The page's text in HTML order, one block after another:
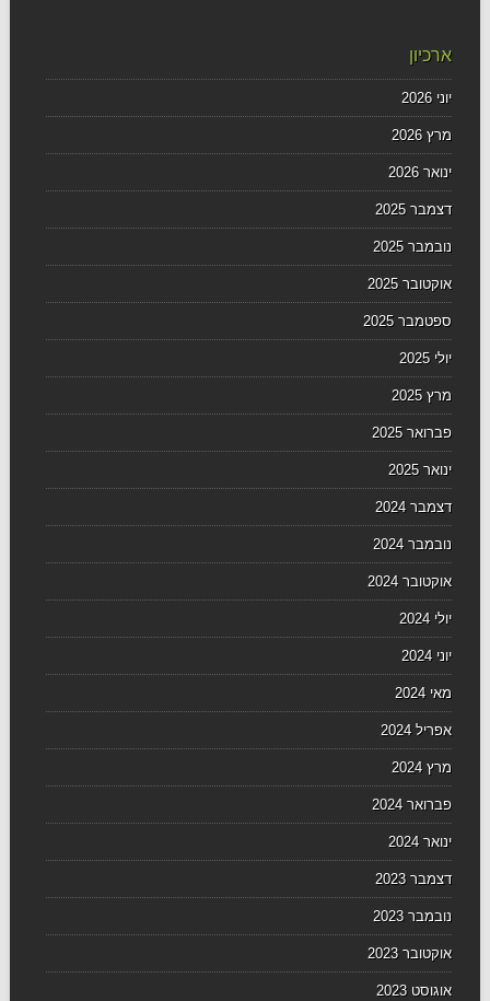
ארכיון
יוני 2026
מרץ 2026
ינואר 2026
דצמבר 2025
נובמבר 2025
אוקטובר 2025
ספטמבר 2025
יולי 2025
מרץ 2025
פברואר 2025
ינואר 2025
דצמבר 2024
נובמבר 2024
אוקטובר 2024
יולי 2024
יוני 2024
מאי 2024
אפריל 2024
מרץ 2024
פברואר 2024
ינואר 2024
דצמבר 2023
נובמבר 2023
אוקטובר 2023
אוגוסט 2023